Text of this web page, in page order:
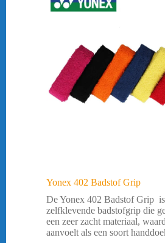
Yonex 402 Badstof Grip
De Yonex 402 Badstof Grip is
zelfklevende badstofgrip die
een zeer zacht materiaal,
aanvoelt als een soort